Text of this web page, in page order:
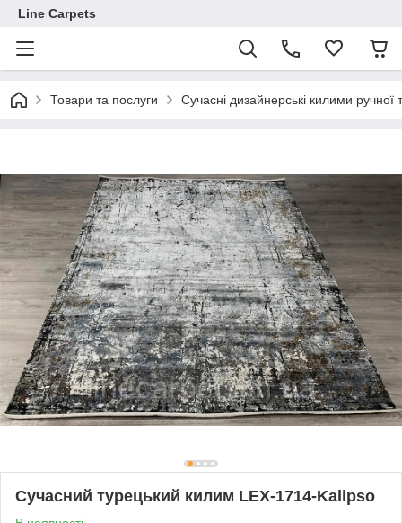
Line Carpets
Товари та послуги Сучасні дизайнерські килими
Сучасний турецький килим LEX-1714-Kalipso